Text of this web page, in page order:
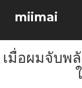
miimai
เมื่อผมจับพ